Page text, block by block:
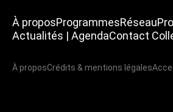
À proposProgrammesRéseau
Actualités | AgendaContact
À proposCrédits & mentions légales